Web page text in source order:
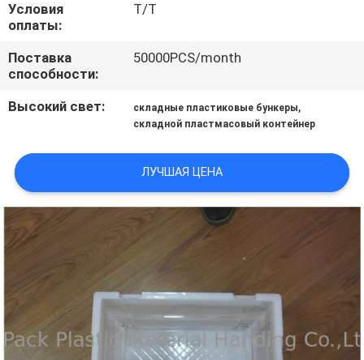
СВЯЖИТЕСЬ
С
РАСЦЕНКИ
КАРТА
САЙТА
PRIVACY
POLICY
Условия
оплаты:
T/T
Поставка
способности:
50000PCS/month
Высокий свет: складные пластиковые бункеры,
складной пластмасовый контейнер
ЛУЧШАЯ ЦЕНА